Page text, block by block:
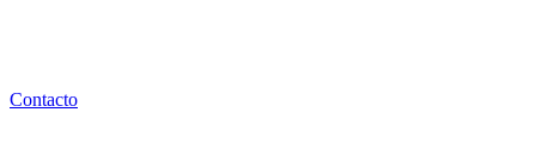
Contacto